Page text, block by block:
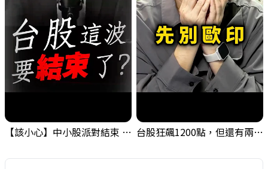
【該小心】中小股派對結束 ? 關鍵訊號都指向... 台股狂飆1200點，但還有兩關沒過｜Mr.Jimmy高志銘 #台股 #期貨 #加權指數